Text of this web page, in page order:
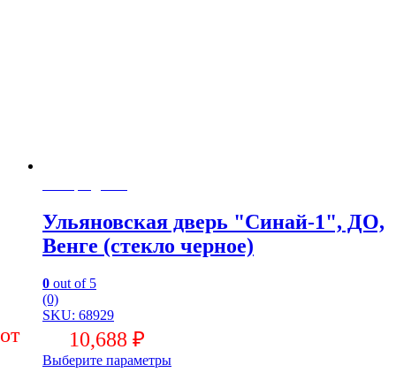
Ульяновская дверь "Синай-1", ДО,
Венге (стекло черное)
0 out of 5
(0)
SKU: 68929
10,688 ₽
Выберите параметры